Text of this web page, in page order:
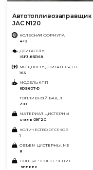
Автотопливозаправщик
JAC N120
КОЛЕСНАЯ ФОРМУЛА
4×2
ДВИГАТЕЛЬ
ISF3.8S5168
МОЩНОСТЬ ДВИГАТЕЛЯ, Л.С.
166
МОДЕЛЬ КПП
6DS60T-D
ТОПЛИВНЫЙ БАК, Л
210
МАТЕРИАЛ ЦИСТЕРНЫ
сталь 09Г2С
КОЛИЧЕСТВО ОТСЕКОВ
1
ОБЪЕМ ЦИСТЕРНЫ, М3
8
ПОПЕРЕЧНОЕ СЕЧЕНИЕ
эллипс